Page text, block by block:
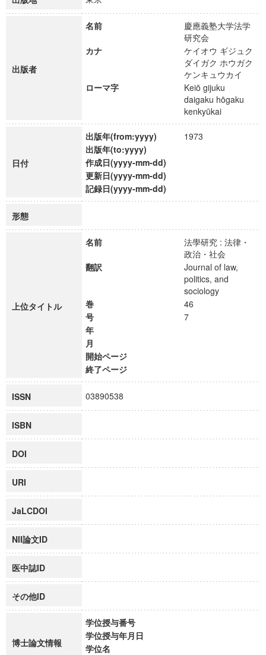
出版者
名前
慶應義塾大学法学
研究会
カナ
ケイオウ ギジュク
ダイガク ホウガク
ケンキュウカイ
ローマ字
Keiō gijuku
daigaku hōgaku
kenkyūkai
日付
出版年(from:yyyy)
1973
出版年(to:yyyy)
作成日(yyyy-mm-dd)
更新日(yyyy-mm-dd)
記録日(yyyy-mm-dd)
形態
上位タイトル
名前
法學研究 : 法律・
政治・社会
翻訳
Journal of law,
politics, and
sociology
巻
46
号
7
年
月
開始ページ
終了ページ
ISSN 03890538
ISBN
DOI
URI
JaLCDOI
NII論文ID
医中誌ID
その他ID
博士論文情報
学位授与番号
学位授与年月日
学位名